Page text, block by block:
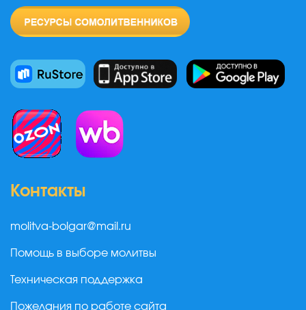
Контакты
molitva-bolgar@mail.ru
Помощь в выборе молитвы
Техническая поддержка
Пожелания по работе сайта